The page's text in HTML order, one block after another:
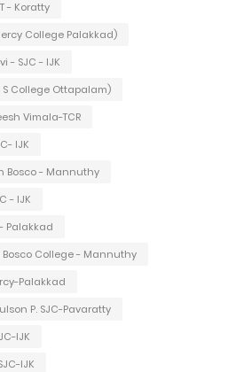
- Koratty
College Palakkad)
- SJC - IJK
S College Ottapalam)
Vimala-TCR
IJK
Bosco - Mannuthy
- IJK
Palakkad
Bosco College - Mannuthy
Palakkad
P. SJC-Pavaratty
IJK
IJK